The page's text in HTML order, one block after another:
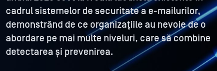
cadrul sistemelor de securitate a e-mailurilor,
demonstrând de ce organizațiile au nevoie de o
abordare pe mai multe niveluri, care să combine
detectarea și prevenirea.